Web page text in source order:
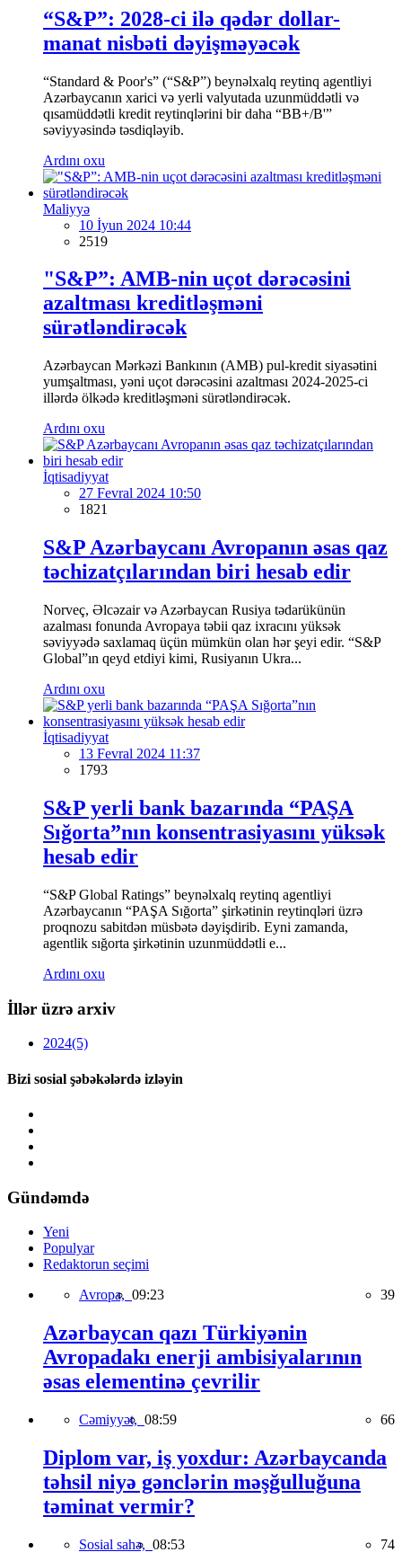
“S&P”: 2028-ci ilə qədər dollar-
manat nisbəti dəyişməyəcək
“Standard & Poor's” (“S&P”) beynəlxalq reytinq agentliyi
Azərbaycanın xarici və yerli valyutada uzunmüddətli və
qısamüddətli kredit reytinqlərini bir daha “BB+/B'”
səviyyəsində təsdiqləyib.
Ardını oxu
Maliyyə
10 İyun 2024 10:44
2519
"S&P”: AMB-nin uçot dərəcəsini
azaltması kreditləşməni
sürətləndirəcək
Azərbaycan Mərkəzi Bankının (AMB) pul-kredit siyasətini
yumşaltması, yəni uçot dərəcəsini azaltması 2024-2025-ci
illərdə ölkədə kreditləşməni sürətləndirəcək.
Ardını oxu
İqtisadiyyat
27 Fevral 2024 10:50
1821
S&P Azərbaycanı Avropanın əsas qaz
təchizatçılarından biri hesab edir
Norveç, Əlcəzair və Azərbaycan Rusiya tədarükünün
azalması fonunda Avropaya təbii qaz ixracını yüksək
səviyyədə saxlamaq üçün mümkün olan hər şeyi edir. “S&P
Global”ın qeyd etdiyi kimi, Rusiyanın Ukra...
Ardını oxu
İqtisadiyyat
13 Fevral 2024 11:37
1793
S&P yerli bank bazarında “PAŞA
Sığorta”nın konsentrasiyasını yüksək
hesab edir
“S&P Global Ratings” beynəlxalq reytinq agentliyi
Azərbaycanın “PAŞA Sığorta” şirkətinin reytinqləri üzrə
proqnozu sabitdən müsbətə dəyişdirib. Eyni zamanda,
agentlik sığorta şirkətinin uzunmüddətli e...
Ardını oxu
İllər üzrə arxiv
2024(5)
Bizi sosial şəbəkələrdə izləyin
Gündəmdə
Yeni
Populyar
Redaktorun seçimi
Avropa, 09:23 39
Azərbaycan qazı Türkiyənin
Avropadakı enerji ambisiyalarının
əsas elementinə çevrilir
Cəmiyyət, 08:59 66
Diplom var, iş yoxdur: Azərbaycanda
təhsil niyə gənclərin məşğulluğuna
təminat vermir?
Sosial sahə, 08:53 74